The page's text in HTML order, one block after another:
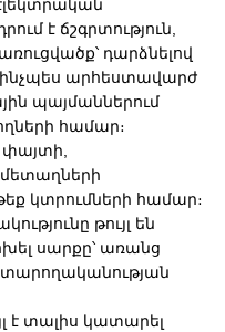
էլեկտրական
է ճշգրտություն,
դարձնելով
ինչպես արհեստավարժ
պայմաններում
համար։
փայտի,
կտրումների համար։
թույլ են
սարքը՝ առանց
է տալիս կատարել